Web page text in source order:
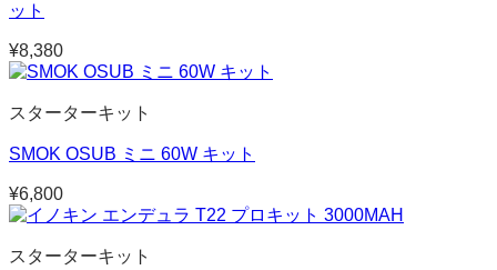
ット
¥8,380
スターターキット
SMOK OSUB ミニ 60W キット
¥6,800
スターターキット